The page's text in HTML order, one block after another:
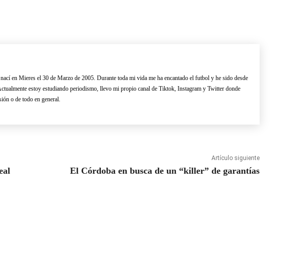
en Mieres el 30 de Marzo de 2005. Durante toda mi vida me ha encantado el futbol y he sido desde
estoy estudiando periodismo, llevo mi propio canal de Tiktok, Instagram y Twitter donde
o de todo en general.
Artículo siguiente
El Córdoba en busca de un “killer” de garantías